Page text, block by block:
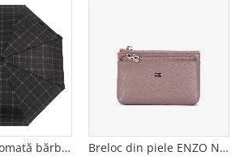
Umbrelă automată bărbați model CUADRADO negru-verde
Breloc din piele ENZO NORI model FILL bej